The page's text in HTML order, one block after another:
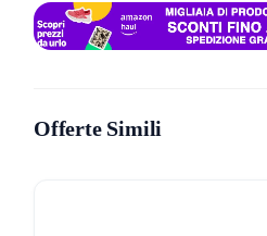
Vasta selezione:Scegli tra
e piccoli, perfetti per Natale.
Offerte Simili